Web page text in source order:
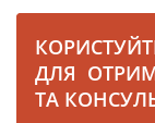
ДЛЯ
ТА